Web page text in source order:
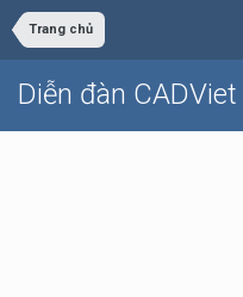
Trang chủ
Diễn đàn CADViet